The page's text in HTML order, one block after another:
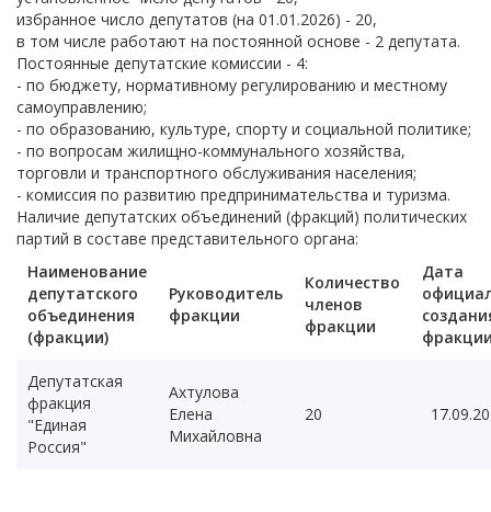
избранное число депутатов (на 01.01.2026) - 20,
в том числе работают на постоянной основе - 2 депутата.
Постоянные депутатские комиссии - 4:
- по бюджету, нормативному регулированию и местному
самоуправлению;
- по образованию, культуре, спорту и социальной политике;
- по вопросам жилищно-коммунального хозяйства,
торговли и транспортного обслуживания населения;
- комиссия по развитию предпринимательства и туризма.
Наличие депутатских объединений (фракций) политических
партий в составе представительного органа:
Наименование
депутатского
объединения
(фракции)
Руководитель
фракции
Количество
членов
фракции
Дата
Депутатская
фракция
"Единая
Россия"
Ахтулова
Елена
Михайловна
20